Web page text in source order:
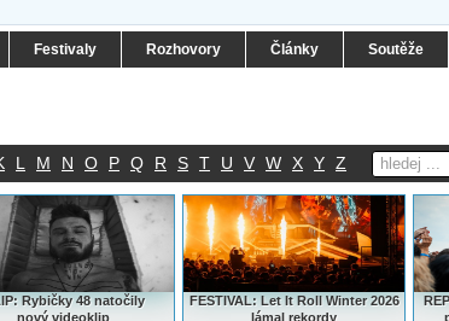
Festivaly Rozhovory Články Soutěže
L M N O P Q R S T U V W X Y Z
Rybičky 48 natočily
nový videoklip
FESTIVAL: Let It Roll Winter 2026
lámal rekordy